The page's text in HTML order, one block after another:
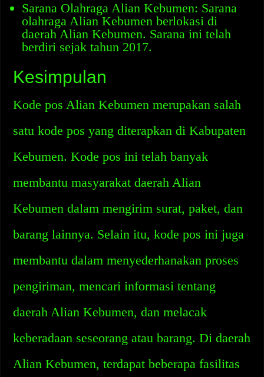
Sarana Olahraga Alian Kebumen: Sarana
olahraga Alian Kebumen berlokasi di
daerah Alian Kebumen. Sarana ini telah
berdiri sejak tahun 2017.
Kesimpulan
Kode pos Alian Kebumen merupakan salah
satu kode pos yang diterapkan di Kabupaten
Kebumen. Kode pos ini telah banyak
membantu masyarakat daerah Alian
Kebumen dalam mengirim surat, paket, dan
barang lainnya. Selain itu, kode pos ini juga
membantu dalam menyederhanakan proses
pengiriman, mencari informasi tentang
daerah Alian Kebumen, dan melacak
keberadaan seseorang atau barang. Di daerah
Alian Kebumen, terdapat beberapa fasilitas